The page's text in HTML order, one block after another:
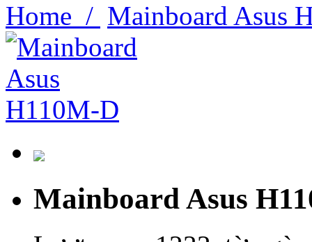
Home / Mainboard Asus
Mainboard Asus